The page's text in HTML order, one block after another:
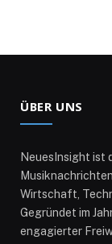
ÜBER UNS
NeuesInsight ist
Wirtschaft,
Gegründet im
engagierter